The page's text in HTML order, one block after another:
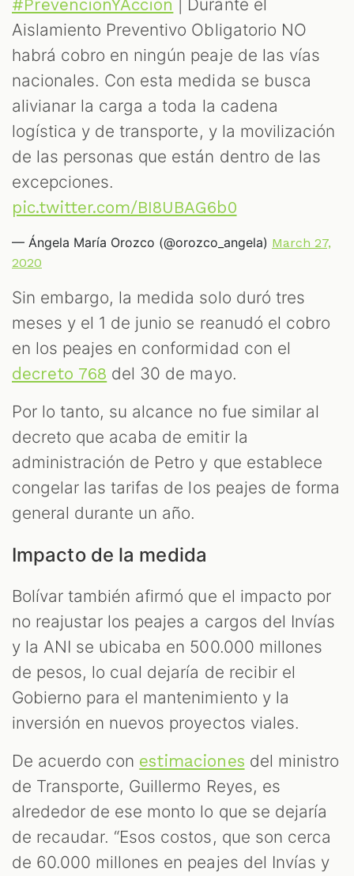
#PrevenciónYAcción
| Durante el
Aislamiento Preventivo Obligatorio NO
habrá cobro en ningún peaje de las vías
nacionales. Con esta medida se busca
alivianar la carga a toda la cadena
logística y de transporte, y la movilización
de las personas que están dentro de las
excepciones.
pic.twitter.com/BI8UBAG6b0
— Ángela María Orozco (@orozco_angela) March 27,
2020
Sin embargo, la medida solo duró tres
meses y el 1 de junio se reanudó el cobro
en los peajes en conformidad con el
decreto 768 del 30 de mayo.
Por lo tanto, su alcance no fue similar al
decreto que acaba de emitir la
administración de Petro y que establece
congelar las tarifas de los peajes de forma
general durante un año.
Impacto de la medida
Bolívar también afirmó que el impacto por
no reajustar los peajes a cargos del Invías
y la ANI se ubicaba en 500.000 millones
de pesos, lo cual dejaría de recibir el
Gobierno para el mantenimiento y la
inversión en nuevos proyectos viales.
De acuerdo con estimaciones del ministro
de Transporte, Guillermo Reyes, es
alrededor de ese monto lo que se dejaría
de recaudar. “Esos costos, que son cerca
de 60.000 millones en peajes del Invías y